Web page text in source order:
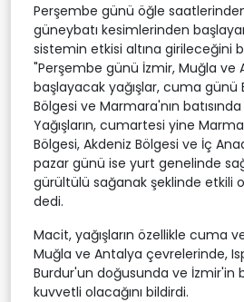
Perşembe günü öğle
güneybatı kesimlerinden
sistemin etkisi altına girileceğini
"Perşembe günü İzmir, Muğla ve
başlayacak yağışlar, cuma günü
Bölgesi ve Marmara'nın
Yağışların, cumartesi yine
Bölgesi, Akdeniz Bölgesi ve İç
pazar günü ise yurt genelinde
gürültülü sağanak şeklinde etkili
dedi.
Macit, yağışların özellikle cuma
Muğla ve Antalya çevrelerinde,
Burdur'un doğusunda ve İzmir'in
kuvvetli olacağını bildirdi.